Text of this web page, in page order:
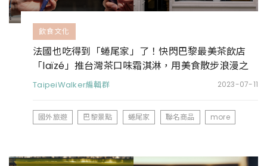
飲食文化
法國也吃得到「蜷尾家」了！快閃巴黎最美茶飲店
「laïzé」推台灣茶口味霜淇淋，用美食散步浪漫之
都
TaipeiWalker編輯群 2023-07-11
國外旅遊 巴黎景點 蜷尾家 聯名商品 more